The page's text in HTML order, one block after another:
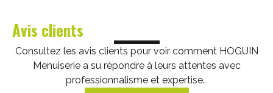
Avis clients
Consultez les avis clients pour voir comment HOGUIN
Menuiserie a su répondre à leurs attentes avec
professionnalisme et expertise.